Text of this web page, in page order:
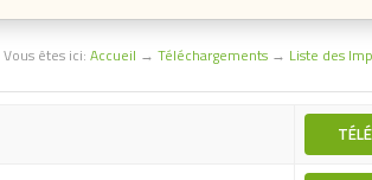
Vous êtes ici: Accueil → Téléchargements → Liste des